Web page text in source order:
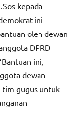
kepada
ini
oleh dewan
DPRD
ini,
dewan
tim gugus untuk